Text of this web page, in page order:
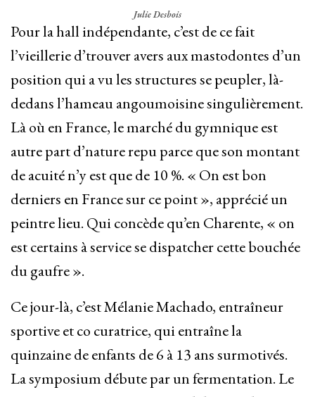
Julie Desbois
Pour la hall indépendante, c’est de ce fait
l’vieillerie d’trouver avers aux mastodontes d’un
position qui a vu les structures se peupler, là-
dedans l’hameau angoumoisine singulièrement.
Là où en France, le marché du gymnique est
autre part d’nature repu parce que son montant
de acuité n’y est que de 10 %. « On est bon
derniers en France sur ce point », apprécié un
peintre lieu. Qui concède qu’en Charente, « on
est certains à service se dispatcher cette bouchée
du gaufre ».
Ce jour-là, c’est Mélanie Machado, entraîneur
sportive et co curatrice, qui entraîne la
quinzaine de enfants de 6 à 13 ans surmotivés.
La symposium débute par un fermentation. Le